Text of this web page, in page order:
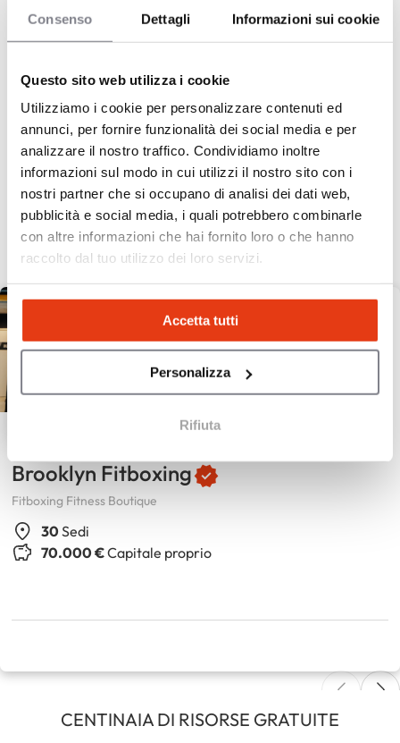
Consenso Dettagli Informazioni sui cookie
Questo sito web utilizza i cookie
Utilizziamo i cookie per personalizzare contenuti ed
annunci, per fornire funzionalità dei social media e per
analizzare il nostro traffico. Condividiamo inoltre
informazioni sul modo in cui utilizzi il nostro sito con i
nostri partner che si occupano di analisi dei dati web,
pubblicità e social media, i quali potrebbero combinarle
con altre informazioni che hai fornito loro o che hanno
raccolto dal tuo utilizzo dei loro servizi.
Accetta tutti
Personalizza
Rifiuta
1 2 Pagina seguente »
Scopri la nostra
selezione
FORTE POTENZIALE
Brooklyn Fitboxing
Fitboxing Fitness Boutique
30Sedi
70.000 €Capitale proprio
CENTINAIA DI RISORSE GRATUITE